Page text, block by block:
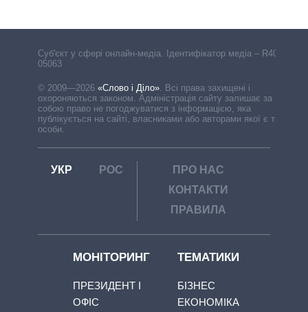
Cуб'єкт у сфері онлайн-медіа. Ідентифікатор медіа – R40-
05063
© 2009—2026 «Слово і Діло» Всі права захищені і
охороняються законом. Адміністрація сайту залишає за
собою право не погоджуватися з інформацією, яка
публікується на сайті, власниками або авторами якої є треті
особи.
УКР РОС
ПРО НАС
КОНТАКТИ
ПРАВИЛА
МОНІТОРИНГ
ПРЕЗИДЕНТ І
ОФІС
ТЕМАТИКИ
БІЗНЕС
ЕКОНОМІКА